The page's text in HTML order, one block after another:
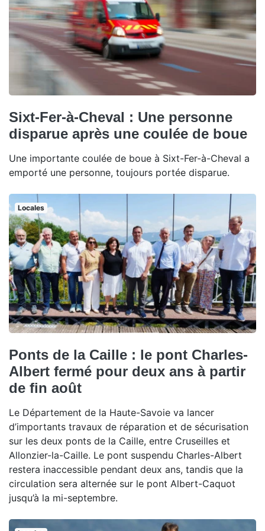
Sixt-Fer-à-Cheval : Une personne
disparue après une coulée de boue
Une importante coulée de boue à Sixt-Fer-à-Cheval a
emporté une personne, toujours portée disparue.
Locales
Ponts de la Caille : le pont Charles-
Albert fermé pour deux ans à partir
de fin août
Le Département de la Haute-Savoie va lancer
d’importants travaux de réparation et de sécurisation
sur les deux ponts de la Caille, entre Cruseilles et
Allonzier-la-Caille. Le pont suspendu Charles-Albert
restera inaccessible pendant deux ans, tandis que la
circulation sera alternée sur le pont Albert-Caquot
jusqu’à la mi-septembre.